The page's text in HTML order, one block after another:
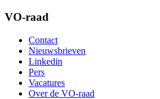
VO-raad
Contact
Nieuwsbrieven
Linkedin
Pers
Vacatures
Over de VO-raad